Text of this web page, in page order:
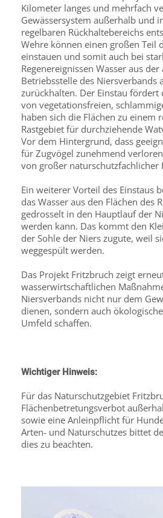
Kilometer langes und mehrfach
Gewässersystem außerhalb und
regelbaren Rückhaltebereichs
Wehre können einen großen Teil
einstauen und somit auch bei
Regenereignissen Wasser aus
Betriebsstelle des Niersverbands
zurückhalten. Der Einstau fördert
von vegetationsfreien,
haben sich die Flächen zu einem
Rastgebiet für durchziehende
Vor dem Hintergrund, dass
für Zugvögel zunehmend
von großer naturschutzfachlicher
Ein weiterer Vorteil des Einstaus
das Wasser aus den Flächen des
gedrosselt in den Hauptlauf der
werden kann. Das kommt den
der Sohle der Niers zugute, weil
weggespült werden.
Das Projekt Fritzbruch zeigt
wasserwirtschaftlichen
Niersverbands nicht nur dem
dienen, sondern auch
Umfeld schaffen.
Wichtiger Hinweis:
Für das Naturschutzgebiet
Flächenbetretungsverbot
sowie eine Anleinpflicht für
Arten- und Naturschutzes bittet
dies zu beachten.